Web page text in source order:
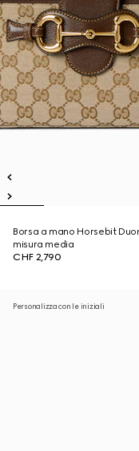
Borsa a mano Horsebit
misura media
CHF 2,790
Personalizza con le iniziali